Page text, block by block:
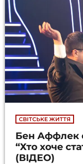
СВІТСЬКЕ ЖИТТЯ
Бен Аффлек
“Хто хоче
(ВІДЕО)